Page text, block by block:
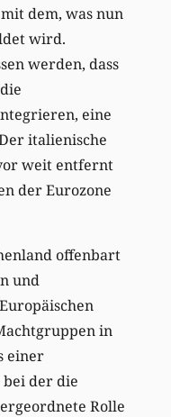
dem, was nun
wird.
werden, dass
eine
italienische
weit entfernt
der Eurozone
offenbart
und
in
einer
der die
Rolle